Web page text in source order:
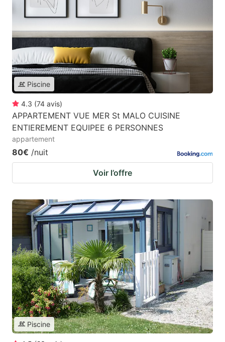
Piscine
4.3 (74 avis)
APPARTEMENT VUE MER St MALO CUISINE
ENTIEREMENT EQUIPEE 6 PERSONNES
appartement
80€ /nuit
Voir l’offre
Piscine